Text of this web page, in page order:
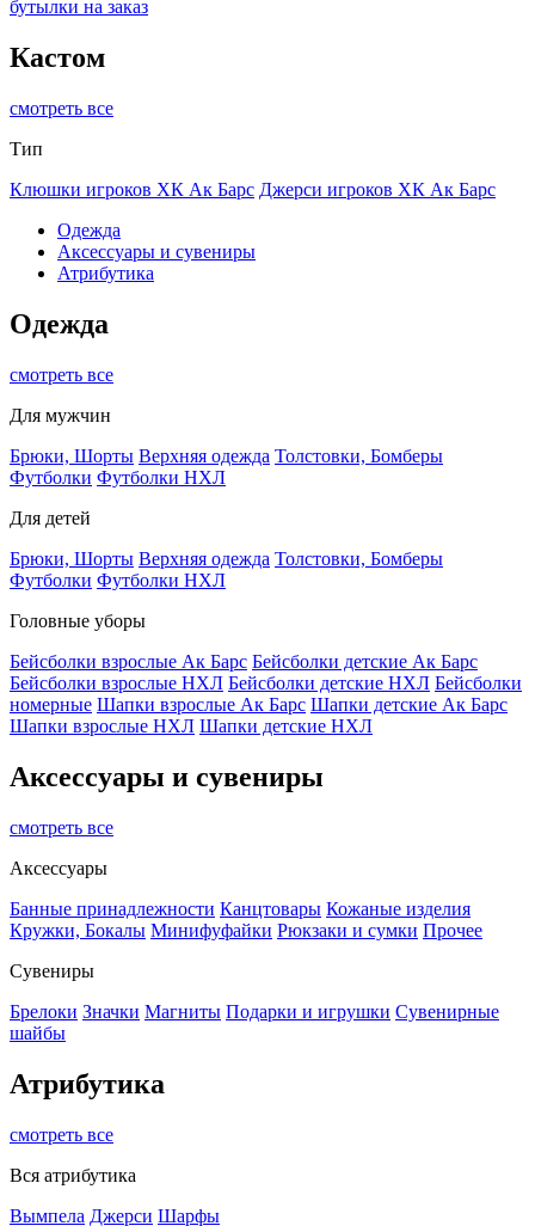
бутылки на заказ
Кастом
смотреть все
Тип
Клюшки игроков ХК Ак Барс Джерси игроков ХК Ак Барс
Одежда
Аксессуары и сувениры
Атрибутика
Одежда
смотреть все
Для мужчин
Брюки, Шорты Верхняя одежда Толстовки, Бомберы
Футболки Футболки НХЛ
Для детей
Брюки, Шорты Верхняя одежда Толстовки, Бомберы
Футболки Футболки НХЛ
Головные уборы
Бейсболки взрослые Ак Барс Бейсболки детские Ак Барс
Бейсболки взрослые НХЛ Бейсболки детские НХЛ Бейсболки
номерные Шапки взрослые Ак Барс Шапки детские Ак Барс
Шапки взрослые НХЛ Шапки детские НХЛ
Аксессуары и сувениры
смотреть все
Аксессуары
Банные принадлежности Канцтовары Кожаные изделия
Кружки, Бокалы Минифуфайки Рюкзаки и сумки Прочее
Сувениры
Брелоки Значки Магниты Подарки и игрушки Сувенирные
шайбы
Атрибутика
смотреть все
Вся атрибутика
Вымпела Джерси Шарфы